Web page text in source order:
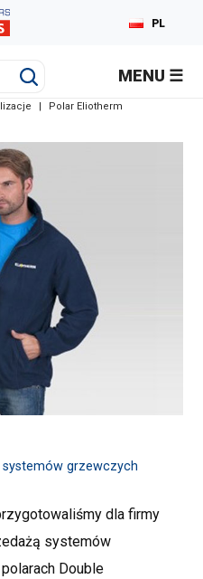
PL
MENU
| Polar Eliotherm
grzewczych
dla firmy
systemów
Double